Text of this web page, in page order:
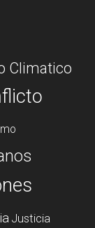
Climatico
Justicia